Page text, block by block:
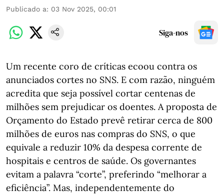
Publicado a: 03 Nov 2025, 00:01
Siga-nos
Um recente coro de críticas ecoou contra os
anunciados cortes no SNS. E com razão, ninguém
acredita que seja possível cortar centenas de
milhões sem prejudicar os doentes. A proposta de
Orçamento do Estado prevê retirar cerca de 800
milhões de euros nas compras do SNS, o que
equivale a reduzir 10% da despesa corrente de
hospitais e centros de saúde. Os governantes
evitam a palavra “corte”, preferindo “melhorar a
eficiência”. Mas, independentemente do